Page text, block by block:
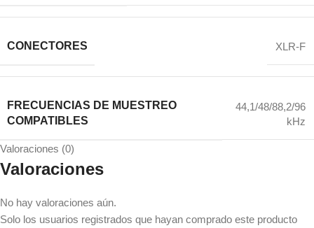
CONECTORES XLR-F
FRECUENCIAS DE MUESTREO
COMPATIBLES
44,1/48/88,2/96
kHz
Valoraciones (0)
Valoraciones
No hay valoraciones aún.
Solo los usuarios registrados que hayan comprado este producto